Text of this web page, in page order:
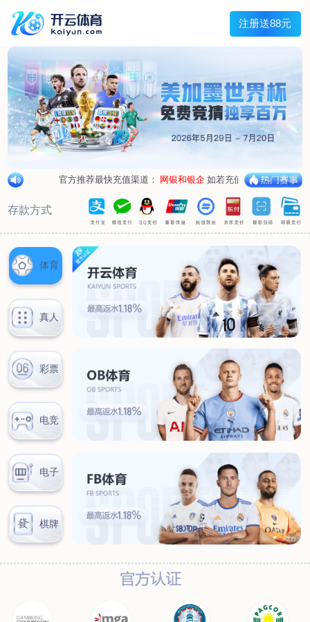
Menu
网站首页
关于我们
产品中心
荣誉资质
厂区设备
人才招聘
新闻中心
销售网点